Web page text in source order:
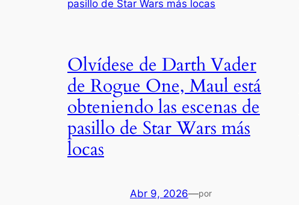
Olvídese de Darth Vader
de Rogue One, Maul está
obteniendo las escenas de
pasillo de Star Wars más
locas
Abr 9, 2026—por